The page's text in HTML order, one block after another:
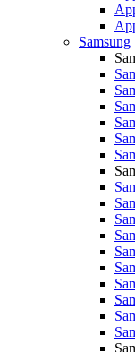
Samsung